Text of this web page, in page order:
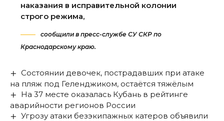
наказания в исправительной колонии
строго режима,
сообщили в пресс-службе СУ СКР по
Краснодарскому краю.
Состоянии девочек, пострадавших при атаке
на пляж под Геленджиком, остаётся тяжёлым
На 37 месте оказалась Кубань в рейтинге
аварийности регионов России
Угрозу атаки безэкипажных катеров объявили